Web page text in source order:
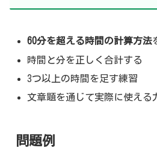
60分を超える時間の計算方法
時間と分を正しく合計する
3つ以上の時間を足す練習
文章題を通じて実際に使える
問題例